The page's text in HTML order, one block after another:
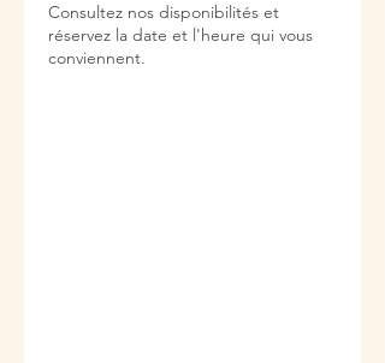
Consultez nos disponibilités et
réservez la date et l'heure qui vous
conviennent.